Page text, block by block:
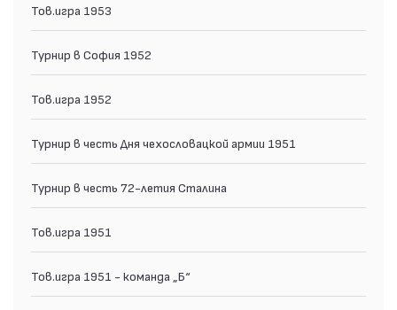
Тов.игра 1953
Турнир в София 1952
Тов.игра 1952
Турнир в честь Дня чехословацкой армии 1951
Турнир в честь 72-летия Сталина
Тов.игра 1951
Тов.игра 1951 - команда „Б“